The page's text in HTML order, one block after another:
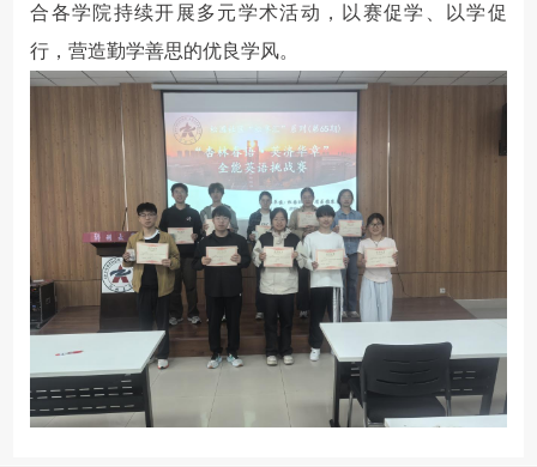
合各学院持续开展多元学术活动，以赛促学、以学促
行，营造勤学善思的优良学风。